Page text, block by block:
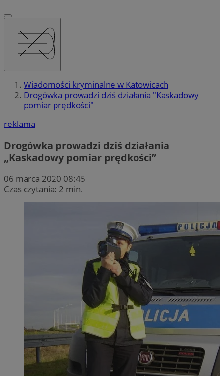
Wiadomości kryminalne w Katowicach
Drogówka prowadzi dziś działania "Kaskadowy
pomiar prędkości"
reklama
Drogówka prowadzi dziś działania
„Kaskadowy pomiar prędkości”
06 marca 2020 08:45
Czas czytania: 2 min.